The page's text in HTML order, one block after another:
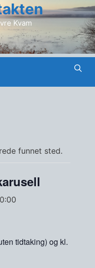
Kvam
funnet sted.
tidtaking) og kl.